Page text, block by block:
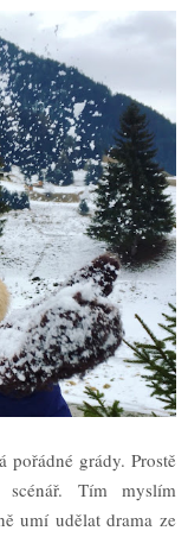
pořádné grády. Prostě
scénář. Tím myslím
ěumí udělat drama ze